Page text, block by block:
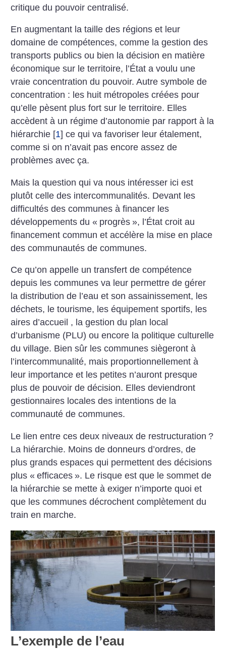
critique du pouvoir centralisé.
En augmentant la taille des régions et leur
domaine de compétences, comme la gestion des
transports publics ou bien la décision en matière
économique sur le territoire, l’État a voulu une
vraie concentration du pouvoir. Autre symbole de
concentration : les huit métropoles créées pour
qu’elle pèsent plus fort sur le territoire. Elles
accèdent à un régime d’autonomie par rapport à la
hiérarchie [1] ce qui va favoriser leur étalement,
comme si on n’avait pas encore assez de
problèmes avec ça.
Mais la question qui va nous intéresser ici est
plutôt celle des intercommunalités. Devant les
difficultés des communes à financer les
développements du « progrès », l’État croit au
financement commun et accélère la mise en place
des communautés de communes.
Ce qu’on appelle un transfert de compétence
depuis les communes va leur permettre de gérer
la distribution de l’eau et son assainissement, les
déchets, le tourisme, les équipement sportifs, les
aires d’accueil , la gestion du plan local
d’urbanisme (PLU) ou encore la politique culturelle
du village. Bien sûr les communes siègeront à
l’intercommunalité, mais proportionnellement à
leur importance et les petites n’auront presque
plus de pouvoir de décision. Elles deviendront
gestionnaires locales des intentions de la
communauté de communes.
Le lien entre ces deux niveaux de restructuration ?
La hiérarchie. Moins de donneurs d’ordres, de
plus grands espaces qui permettent des décisions
plus « efficaces ». Le risque est que le sommet de
la hiérarchie se mette à exiger n’importe quoi et
que les communes décrochent complètement du
train en marche.
L’exemple de l’eau